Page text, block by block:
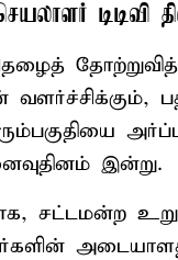
டிடிவி
வளர்ச்சிக்கும்,
இன்று.
சட்டமன்ற